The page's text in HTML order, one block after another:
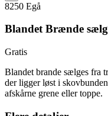
8250 Egå
Blandet Brænde
Gratis
Blandet brande sælges fra
der ligger løst i
afskårne grene eller toppe.